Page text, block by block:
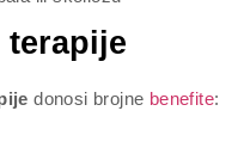
donosi brojne benefite: